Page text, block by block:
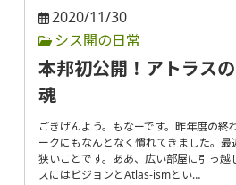
2020/11/30
シス開の日常
本邦初公開！アトラス
魂
ごきげんよう。もなーです。昨年度の終
ークにもなんとなく慣れてきました。
狭いことです。ああ、広い部屋に引っ
スにはビジョンとAtlas-ismとい…